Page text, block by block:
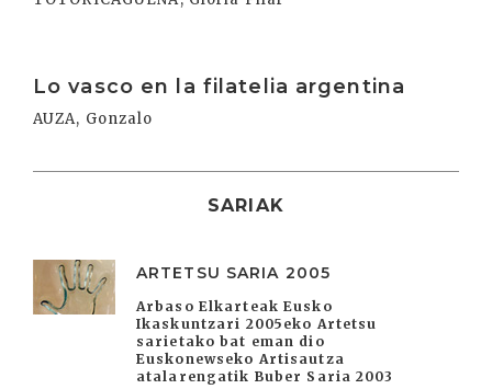
Lo vasco en la filatelia argentina
AUZA, Gonzalo
SARIAK
ARTETSU SARIA 2005
Arbaso Elkarteak Eusko
Ikaskuntzari 2005eko Artetsu
sarietako bat eman dio
Euskonewseko Artisautza
atalarengatik Buber Saria 2003